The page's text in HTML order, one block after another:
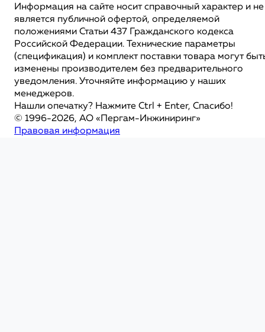
Информация на сайте носит справочный характер и не
является публичной офертой, определяемой
положениями Статьи 437 Гражданского кодекса
Российской Федерации. Технические параметры
(спецификация) и комплект поставки товара могут
изменены производителем без предварительного
уведомления. Уточняйте информацию у наших
менеджеров.
Нашли опечатку? Нажмите Ctrl + Enter, Спасибо!
© 1996-2026, АО «Пергам-Инжиниринг»
Правовая информация